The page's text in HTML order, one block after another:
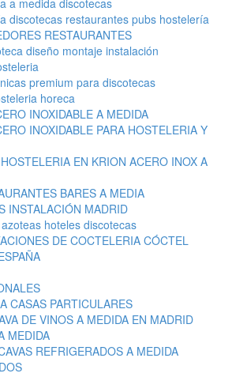
a medida discotecas
discotecas restaurantes pubs hostelería
RESTAURANTES
diseño montaje instalación
premium para discotecas
horeca
INOXIDABLE A MEDIDA
INOXIDABLE PARA HOSTELERIA Y
EN KRION ACERO INOX A
BARES A MEDIA
INSTALACIÓN MADRID
hoteles discotecas
DE COCTELERIA CÓCTEL
CASAS PARTICULARES
DE VINOS A MEDIDA EN MADRID
MEDIDA
REFRIGERADOS A MEDIDA